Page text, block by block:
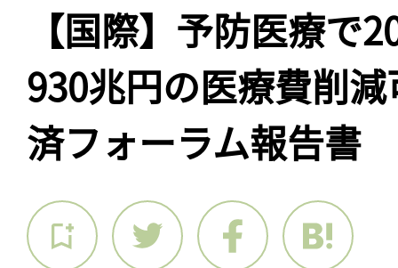
【国際】予防医療で
930兆円の医療費削
済フォーラム報告書